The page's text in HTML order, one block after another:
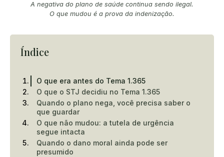
A negativa do plano de saúde continua sendo ilegal.
O que mudou é a prova da indenização.
Índice
O que era antes do Tema 1.365
O que o STJ decidiu no Tema 1.365
Quando o plano nega, você precisa saber o
que guardar
O que não mudou: a tutela de urgência
segue intacta
Quando o dano moral ainda pode ser
presumido